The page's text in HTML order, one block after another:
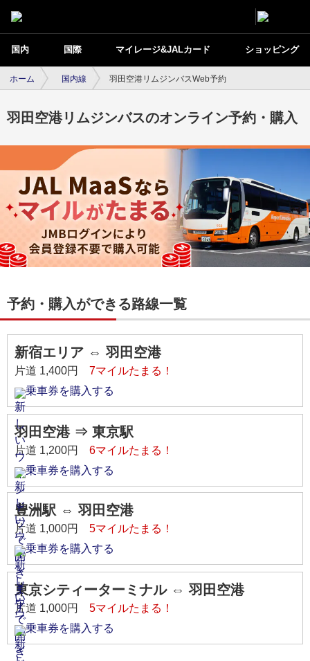
国内 国際 マイレージ&JALカード ショッピング
ホーム 国内線 羽田空港リムジンバスWeb予約
羽田空港リムジンバスのオンライン予約・購入
予約・購入ができる路線一覧
新宿エリア ⇔ 羽田空港
片道 1,400円 7マイルたまる！
乗車券を購入する
羽田空港 ⇒ 東京駅
片道 1,200円 6マイルたまる！
乗車券を購入する
豊洲駅 ⇔ 羽田空港
片道 1,000円 5マイルたまる！
乗車券を購入する
東京シティーターミナル ⇔ 羽田空港
片道 1,000円 5マイルたまる！
乗車券を購入する